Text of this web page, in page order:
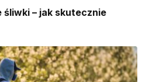
– jak skutecznie